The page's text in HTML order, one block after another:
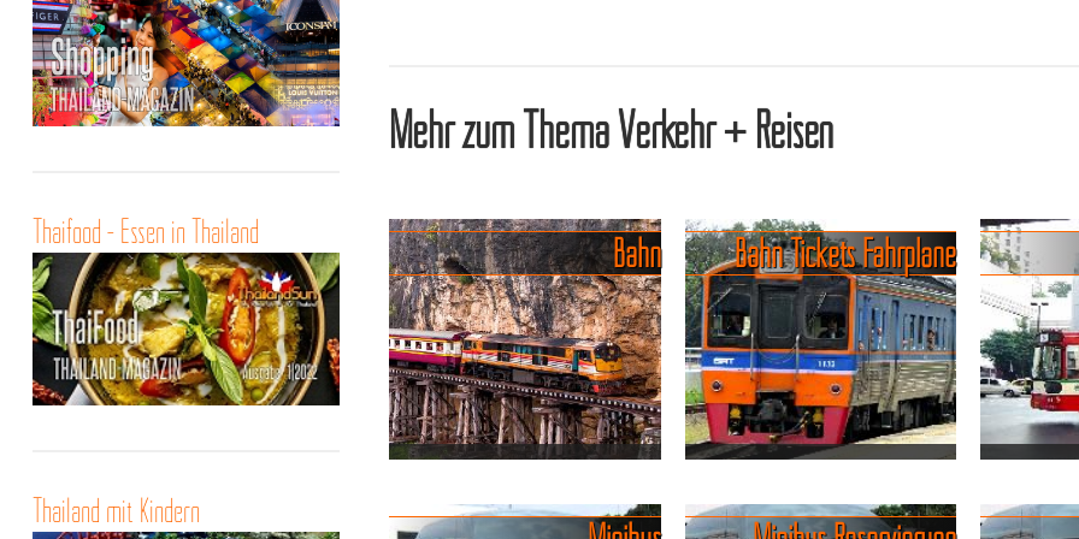
Mehr zum Thema Verkehr + Reisen
langsam aber manchmal
Bahn
Fahrpläne und Fahrtzeiten.
Bahn Tickets Fahrpläne
Thaifood - Essen in Thailand
Thailand mit Kindern